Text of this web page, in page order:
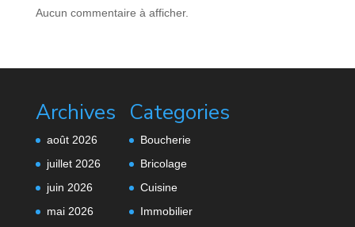
Aucun commentaire à afficher.
Archives
août 2026
juillet 2026
juin 2026
mai 2026
Categories
Boucherie
Bricolage
Cuisine
Immobilier